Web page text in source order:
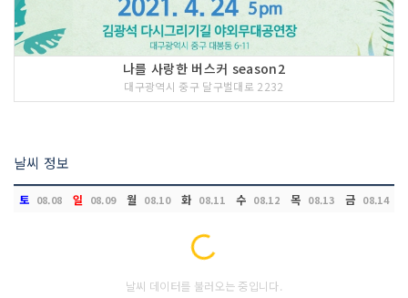
나를 사랑한 버스커 season2
대구광역시 중구 달구벌대로 2232
날씨 정보
토 08.08 일 08.09 월 08.10 화 08.11 수 08.12 목 08.13 금 08.14
Loading...
날씨 데이터를 불러오는 중입니다.